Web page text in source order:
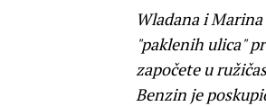
Wladana i
"paklenih ulica"
započete u
Benzin je